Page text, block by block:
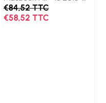
20, 16:10, BPNAP001.
Taille maximale de
€84,52 TTC
€58,52 TTC